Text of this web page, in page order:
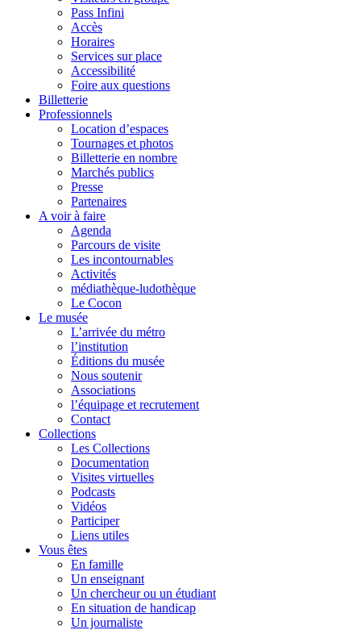
Pass Infini
Accès
Horaires
Services sur place
Accessibilité
Foire aux questions
Billetterie
Professionnels
Location d’espaces
Tournages et photos
Billetterie en nombre
Marchés publics
Presse
Partenaires
A voir à faire
Agenda
Parcours de visite
Les incontournables
Activités
médiathèque-ludothèque
Le Cocon
Le musée
L’arrivée du métro
l’institution
Éditions du musée
Nous soutenir
Associations
l’équipage et recrutement
Contact
Collections
Les Collections
Documentation
Visites virtuelles
Podcasts
Vidéos
Participer
Liens utiles
Vous êtes
En famille
Un enseignant
Un chercheur ou un étudiant
En situation de handicap
Un journaliste